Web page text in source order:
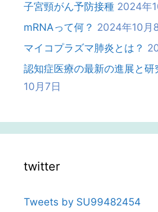
子宮頸がん予防接種 2024年
mRNAって何？ 2024年10月
マイコプラズマ肺炎とは？
認知症医療の最新の進展と研
10月7日
twitter
Tweets by SU99482454